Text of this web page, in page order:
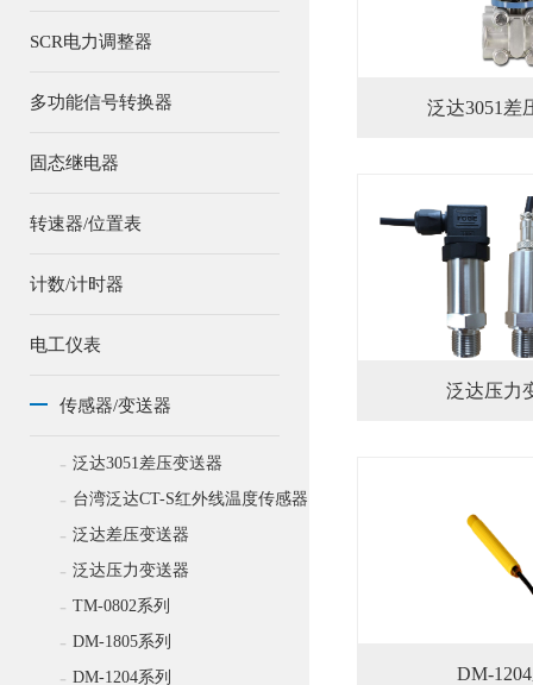
SCR电力调整器
多功能信号转换器
固态继电器
转速器/位置表
计数/计时器
电工仪表
传感器/变送器
- 泛达3051差压变送器
- 台湾泛达CT-S红外线温度传感器
- 泛达差压变送器
- 泛达压力变送器
- TM-0802系列
- DM-1805系列
- DM-1204系列
泛达3051差
泛达压力
DM-